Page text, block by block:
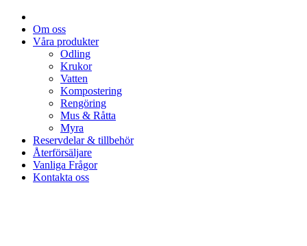
Om oss
Våra produkter
Odling
Krukor
Vatten
Kompostering
Rengöring
Mus & Råtta
Myra
Reservdelar & tillbehör
Återförsäljare
Vanliga Frågor
Kontakta oss